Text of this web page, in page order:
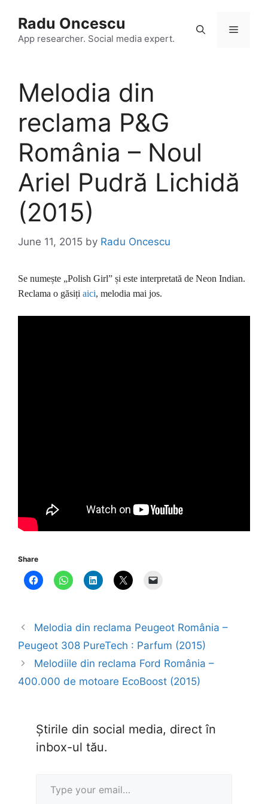
content
Radu Oncescu
App researcher. Social media expert.
Menu
Melodia din
reclama P&G
România – Noul
Ariel Pudră Lichidă
(2015)
June 11, 2015 by Radu Oncescu
Se numește „Polish Girl” și este interpretată de Neon Indian.
Reclama o găsiți aici, melodia mai jos.
Share
Melodia din reclama Peugeot România –
Peugeot 308 PureTech : Parfum (2015)
Melodiile din reclama Ford România –
400.000 de motoare EcoBoost (2015)
Știrile din social media, direct în
inbox-ul tău.